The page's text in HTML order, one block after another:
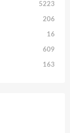
5223
206
16
609
163